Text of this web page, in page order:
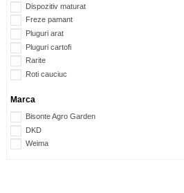
Dispozitiv maturat
Freze pamant
Pluguri arat
Pluguri cartofi
Rarite
Roti cauciuc
Marca
Bisonte Agro Garden
DKD
Weima